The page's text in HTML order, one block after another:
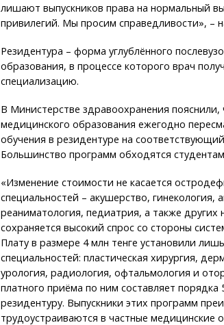
лишают выпускников права на нормальный
привилегий. Мы просим справедливости», –
Резидентура – форма углублённого
образования, в процессе которого врач
специализацию.
В Министерстве здравоохранения пояснили,
медицинского образования ежегодно
обучения в резидентуре на
Большинство программ обходятся
«Изменение стоимости не касается
специальностей – акушерство, гинекология,
реаниматология, педиатрия, а также других
сохраняется высокий спрос со стороны
Плату в размере 4 млн тенге установили
специальностей: пластическая хирургия,
урология, радиология, офтальмология и
платного приёма по ним составляет
резидентуру. Выпускники этих программ
трудоустраиваются в частные медицинские